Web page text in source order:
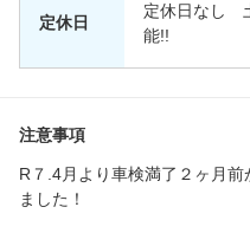
定休日
定休日なし
能!!
注意事項
R７.4月より車検満了２ヶ月
ました！